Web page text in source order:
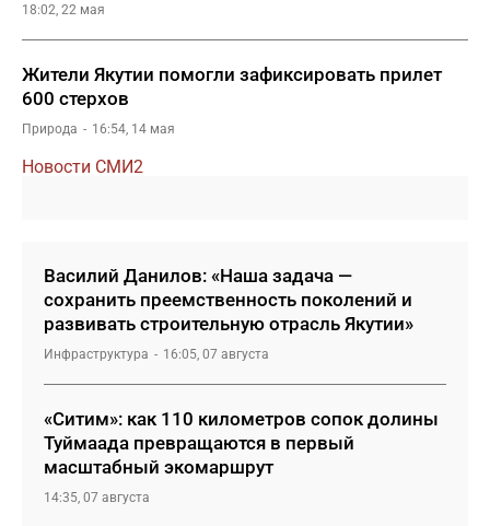
18:02, 22 мая
Жители Якутии помогли зафиксировать прилет
600 стерхов
Природа 16:54, 14 мая
Новости СМИ2
Василий Данилов: «Наша задача —
сохранить преемственность поколений и
развивать строительную отрасль Якутии»
Инфраструктура 16:05, 07 августа
«Ситим»: как 110 километров сопок долины
Туймаада превращаются в первый
масштабный экомаршрут
14:35, 07 августа